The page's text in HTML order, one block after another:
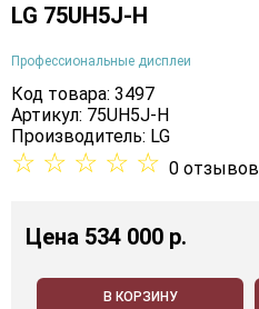
LG 75UH5J-H
Профессиональные дисплеи
Код товара: 3497
Артикул: 75UH5J-H
Производитель: LG
☆ ☆ ☆ ☆ ☆ 0 отзывов
Цена 534 000 p.
В КОРЗИНУ